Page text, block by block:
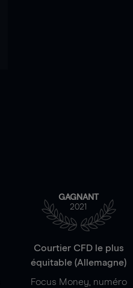
GAGNANT
2021
Courtier CFD le plus
équitable (Allemagne)
Focus Money, numéro